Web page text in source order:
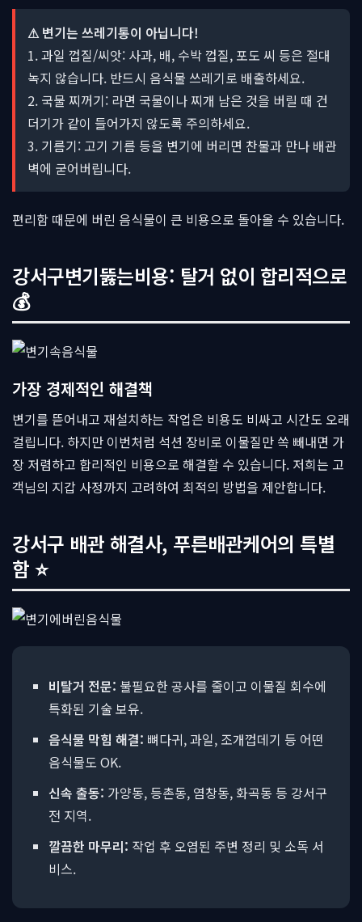
⚠ 변기는 쓰레기통이 아닙니다!
1. 과일 껍질/씨앗: 사과, 배, 수박 껍질, 포도 씨 등은 절대
녹지 않습니다. 반드시 음식물 쓰레기로 배출하세요.
2. 국물 찌꺼기: 라면 국물이나 찌개 남은 것을 버릴 때 건
더기가 같이 들어가지 않도록 주의하세요.
3. 기름기: 고기 기름 등을 변기에 버리면 찬물과 만나 배관
벽에 굳어버립니다.
편리함 때문에 버린 음식물이 큰 비용으로 돌아올 수 있습니다.
강서구변기뚫는비용: 탈거 없이 합리적으로
💰
가장 경제적인 해결책
변기를 뜯어내고 재설치하는 작업은 비용도 비싸고 시간도 오래
걸립니다. 하지만 이번처럼 석션 장비로 이물질만 쏙 빼내면 가
장 저렴하고 합리적인 비용으로 해결할 수 있습니다. 저희는 고
객님의 지갑 사정까지 고려하여 최적의 방법을 제안합니다.
강서구 배관 해결사, 푸른배관케어의 특별
함 ⭐
비탈거 전문: 불필요한 공사를 줄이고 이물질 회수에
특화된 기술 보유.
음식물 막힘 해결: 뼈다귀, 과일, 조개껍데기 등 어떤
음식물도 OK.
신속 출동: 가양동, 등촌동, 염창동, 화곡동 등 강서구
전 지역.
깔끔한 마무리: 작업 후 오염된 주변 정리 및 소독 서
비스.